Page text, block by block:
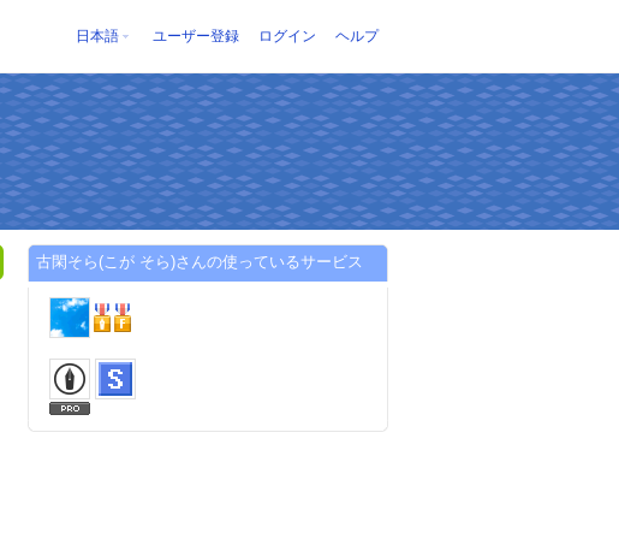
日本語 ユーザー登録 ログイン ヘルプ
古閑そら(こが そら)さんの使っているサービス